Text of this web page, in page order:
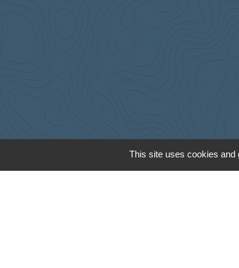
This site uses cookies and